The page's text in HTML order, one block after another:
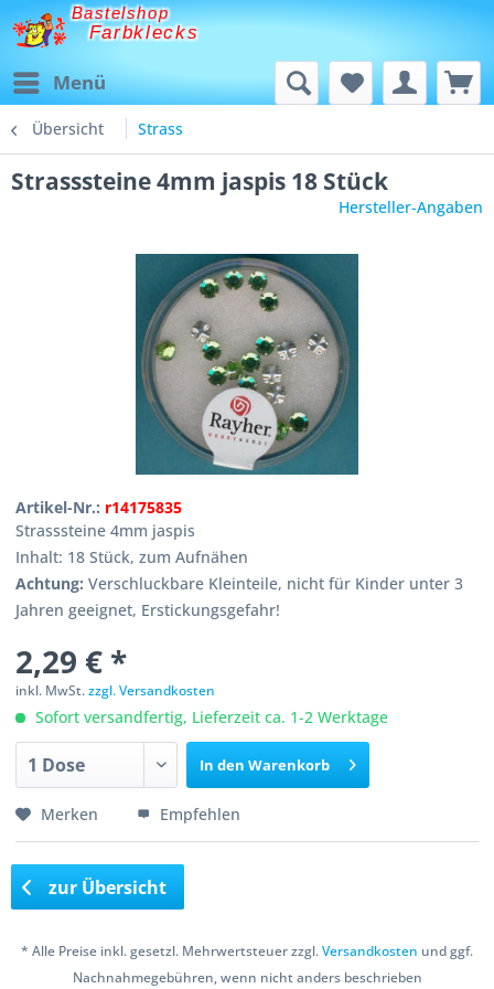
Bastelshop
Farbklecks
Menü
Übersicht Strass
Strasssteine 4mm jaspis 18 Stück
Hersteller-Angaben
Artikel-Nr.: r14175835
Strasssteine 4mm jaspis
Inhalt: 18 Stück, zum Aufnähen
Achtung: Verschluckbare Kleinteile, nicht für Kinder unter 3
Jahren geeignet, Erstickungsgefahr!
2,29 € *
inkl. MwSt.zzgl. Versandkosten
Sofort versandfertig, Lieferzeit ca. 1-2 Werktage
In den Warenkorb
Merken Empfehlen
zur Übersicht
* Alle Preise inkl. gesetzl. Mehrwertsteuer zzgl.Versandkosten und ggf.
Nachnahmegebühren, wenn nicht anders beschrieben